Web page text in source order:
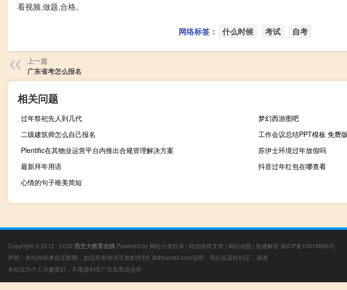
看视频,做题,合格。
网络标签： 什么时候 考试 自考
上一篇
广东省考怎么报名
相关问题
过年祭祀先人到几代
梦幻西游图吧
二级建筑师怎么自己报名
Plentific在其物业运营平台内推出合规管理解决方案
苏伊士环境过年放假吗
最新拜年用语
抖音过年红包在哪查看
心情的句子唯美简短
Copyright © 2012 - 2026 西交大教育在线 Powered by 网站分类目录 | 精选推荐文章 | 网站地图 | 疑难解答 渝ICP备10016896号
声明：本站内容来自互联网，如信息有错误可发邮件到f_fb#foxmail.com说明，我们会及时纠正，谢谢
本站仅为个人兴趣爱好，不接盈利性广告及商业合作